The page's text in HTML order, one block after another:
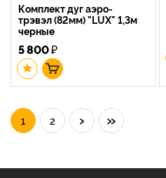
Комплект дуг аэро-
трэвэл (82мм) "LUX" 1,3м
черные
5 800₽
1 2 › »